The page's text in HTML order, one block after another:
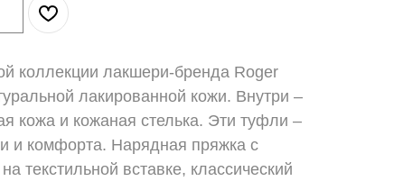
коллекции лакшери-бренда Roger
лакированной кожи. Внутри –
кожа и кожаная стелька. Эти туфли –
и комфорта. Нарядная пряжка с
текстильной вставке, классический